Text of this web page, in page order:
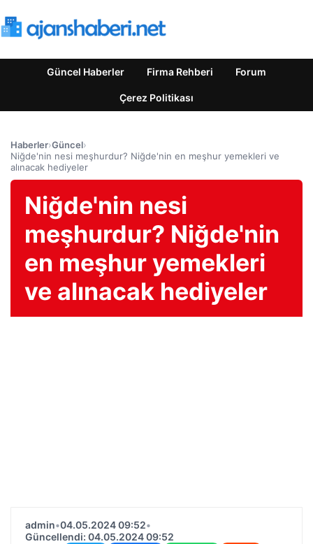
Güncel Haberler Firma Rehberi Forum
Çerez Politikası
Haberler›Güncel›
Niğde'nin nesi meşhurdur? Niğde'nin en meşhur yemekleri ve
alınacak hediyeler
Niğde'nin nesi
meşhurdur? Niğde'nin
en meşhur yemekleri
ve alınacak hediyeler
admin•04.05.2024 09:52•
Güncellendi: 04.05.2024 09:52